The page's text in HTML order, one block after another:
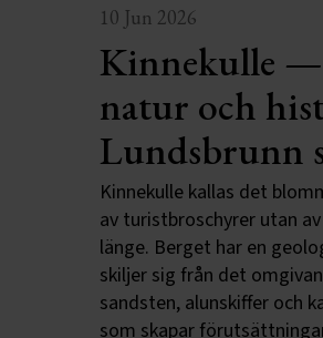
10 Jun 2026
Kinnekulle
natur och
Lundsbrunn
Kinnekulle kallas det
av turistbroschyrer utan
länge. Berget har en
skiljer sig från det
sandsten, alunskiffer och
som skapar